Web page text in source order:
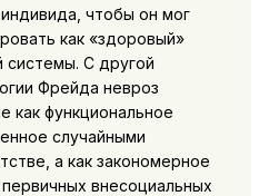
чтобы он мог
как «здоровый»
С другой
Фрейда невроз
как функциональное
случайными
а как закономерное
внесоциальных